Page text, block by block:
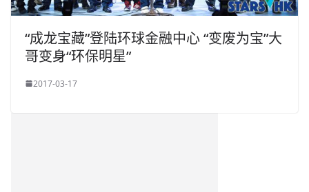
“成龙宝藏”登陆环球金融中心 “变废为宝”大
哥变身“环保明星”
2017-03-17